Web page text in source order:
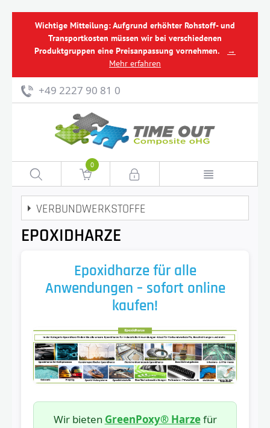
Wichtige Mitteilung: Aufgrund erhöhter Rohstoff- und
Transportkosten müssen wir bei verschiedenen
Produktgruppen eine Preisanpassung vornehmen.
→
Mehr erfahren
+49 2227 90 81 0
0
VERBUNDWERKSTOFFE
EPOXIDHARZE
Epoxidharze für alle
Anwendungen – sofort online
kaufen!
Wir bieten GreenPoxy® Harzefür